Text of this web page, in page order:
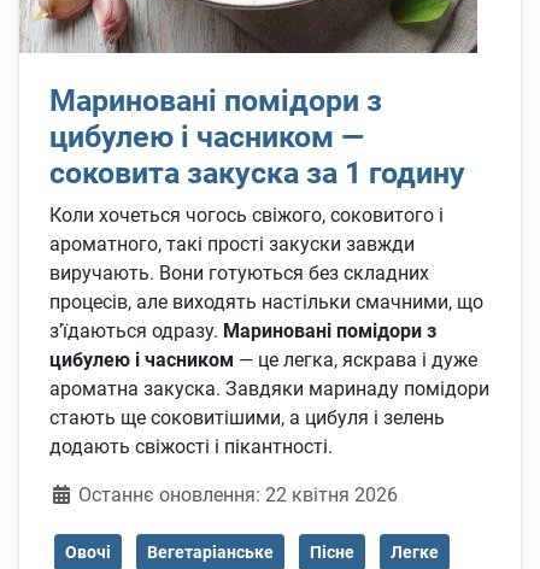
Мариновані помідори з
цибулею і часником —
соковита закуска за 1 годину
Коли хочеться чогось свіжого, соковитого і
ароматного, такі прості закуски завжди
виручають. Вони готуються без складних
процесів, але виходять настільки смачними, що
з’їдаються одразу. Мариновані помідори з
цибулею і часником — це легка, яскрава і дуже
ароматна закуска. Завдяки маринаду помідори
стають ще соковитішими, а цибуля і зелень
додають свіжості і пікантності.
ДеталіОстаннє оновлення: 22 квітня 2026
Овочі Вегетаріанське Пісне Легке